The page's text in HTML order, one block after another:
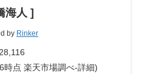
海人 ]
by Rinker
時点 楽天市場調べ-詳細)